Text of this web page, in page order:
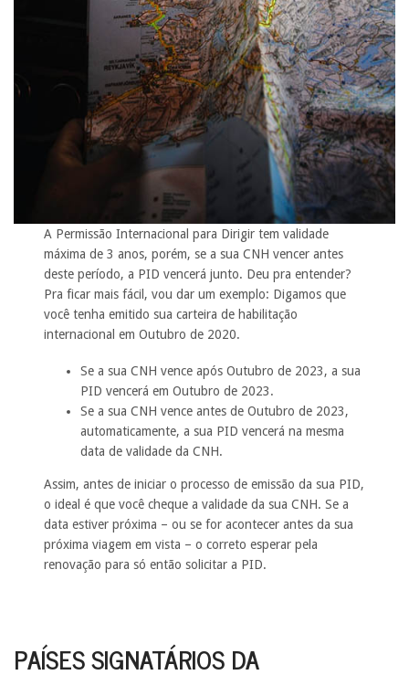
A Permissão Internacional para Dirigir tem validade
máxima de 3 anos, porém, se a sua CNH vencer antes
deste período, a PID vencerá junto. Deu pra entender?
Pra ficar mais fácil, vou dar um exemplo: Digamos que
você tenha emitido sua carteira de habilitação
internacional em Outubro de 2020.
Se a sua CNH vence após Outubro de 2023, a sua
PID vencerá em Outubro de 2023.
Se a sua CNH vence antes de Outubro de 2023,
automaticamente, a sua PID vencerá na mesma
data de validade da CNH.
Assim, antes de iniciar o processo de emissão da sua PID,
o ideal é que você cheque a validade da sua CNH. Se a
data estiver próxima – ou se for acontecer antes da sua
próxima viagem em vista – o correto esperar pela
renovação para só então solicitar a PID.
PAÍSES SIGNATÁRIOS DA